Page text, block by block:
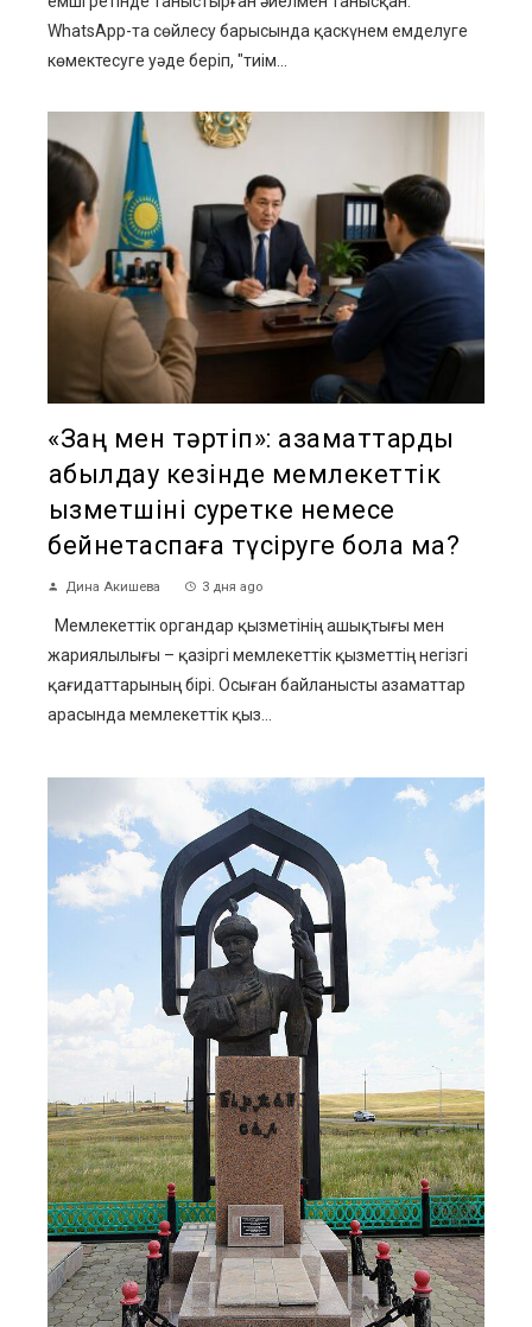
WhatsApp-та сөйлесу барысында қаскүнем емделуге
көмектесуге уәде беріп, "тиім...
«Заң мен тәртіп»: азаматтарды
қабылдау кезінде мемлекеттік
қызметшіні суретке немесе
бейнетаспаға түсіруге бола ма?
Дина Акишева 3 дня ago
Мемлекеттік органдар қызметінің ашықтығы мен
жариялылығы – қазіргі мемлекеттік қызметтің негізгі
қағидаттарының бірі. Осыған байланысты азаматтар
арасында мемлекеттік қыз...